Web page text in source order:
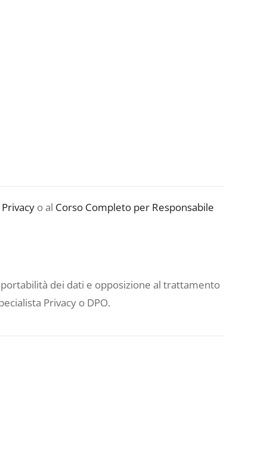
o al Corso Completo per Responsabile
dei dati e opposizione al trattamento
Privacy o DPO.